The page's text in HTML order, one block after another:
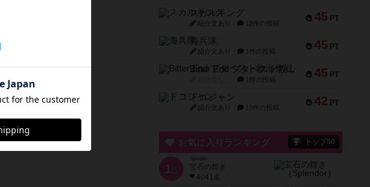
45 PT
スカルキング
紹介文あり 12件の投稿
45 PT
海兵隊
紹介文あり 1件の投稿
45 PT
Bitter End ブタペスト救出作戦
1件の投稿
42 PT
ドコジャン
紹介文あり 10件の投稿
お気に入りランキング トップ50
1 位
宝石の煌き
4041名